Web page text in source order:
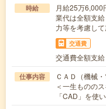
時給
月給25万
業代は全額支
力等を考慮して
交通費
交通費全額支給
仕事内容
ＣＡＤ（機械・
＜一生ものの
「CAD」を使